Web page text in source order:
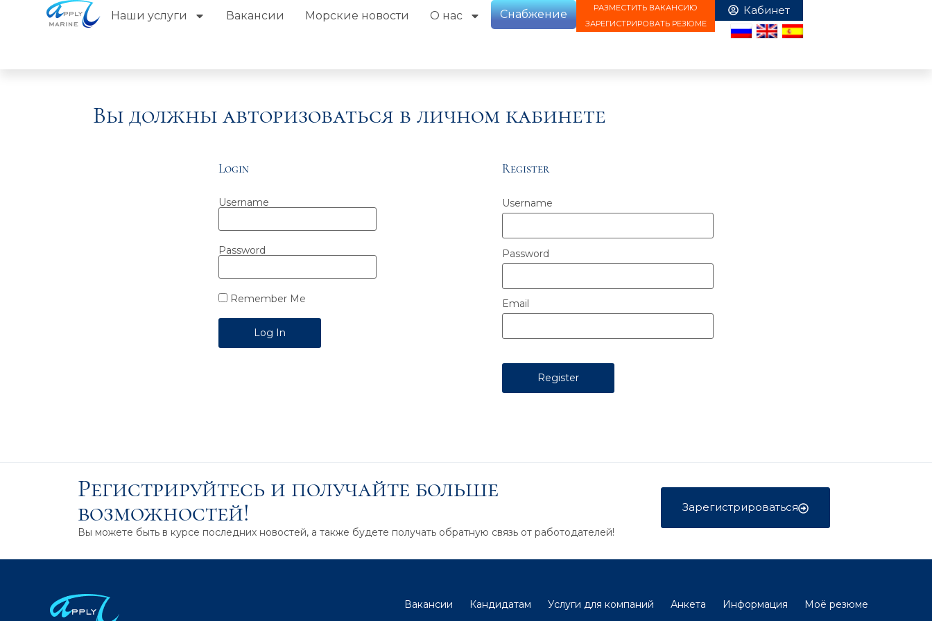
Наши услуги Вакансии Морские новости О нас Снабжение
РАЗМЕСТИТЬ ВАКАНСИЮ
ЗАРЕГИСТРИРОВАТЬ РЕЗЮМЕ
Вы должны авторизоваться в личном кабинете
Login
Username
Password
Remember Me
Register
Username
Password
Email
Регистрируйтесь и получайте больше
возможностей!
Вы можете быть в курсе последних новостей, а также будете получать обратную связь от работодателей!
Зарегистрироваться
Вакансии Кандидатам Услуги для компаний Анкета Информация
Моё резюме